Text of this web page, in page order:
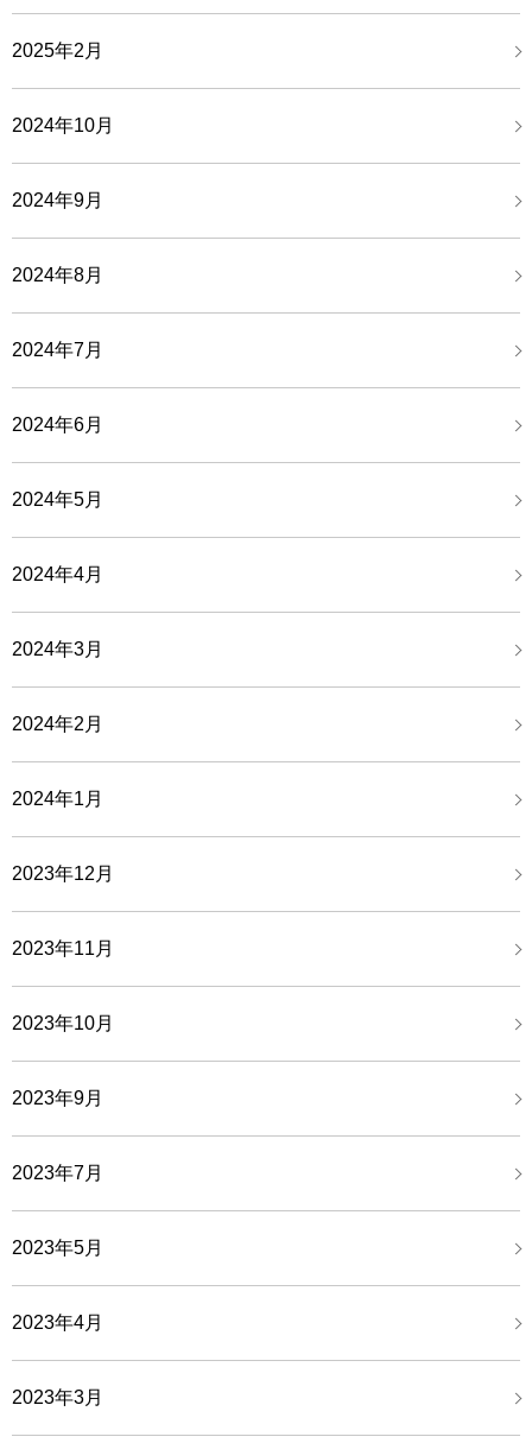
2025年2月
2024年10月
2024年9月
2024年8月
2024年7月
2024年6月
2024年5月
2024年4月
2024年3月
2024年2月
2024年1月
2023年12月
2023年11月
2023年10月
2023年9月
2023年7月
2023年5月
2023年4月
2023年3月